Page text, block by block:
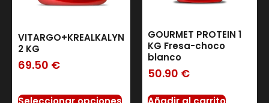
VITARGO+KREALKALYN
2 KG
69.50 €
GOURMET PROTEIN 1
KG Fresa-choco
blanco
50.90 €